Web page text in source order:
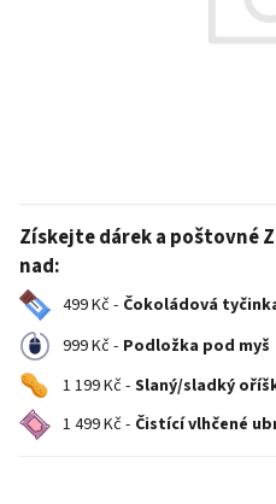
Získejte dárek a poštovné
nad:
499 Kč - Čokoládová
999 Kč - Podložka pod myš
1 199 Kč - Slaný/sladký
1 499 Kč - Čistící vlhčené